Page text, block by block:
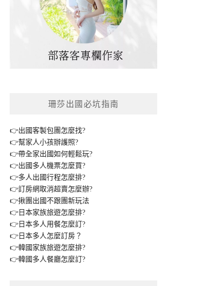
珊莎出國必坑指南
👉出國客製包團怎麼找?
👉幫家人小孩辦護照?
👉帶全家出國如何輕鬆玩?
👉出國多人機票怎麼買?
👉多人出國行程怎麼排?
👉訂房網取消超賣怎麼辦?
👉揪團出國不跟團新玩法
👉日本家族旅遊怎麼排?
👉日本多人用餐怎麼訂?
👉日本多人怎麼訂房？
👉韓國家族旅遊怎麼排?
👉韓國多人餐廳怎麼訂?